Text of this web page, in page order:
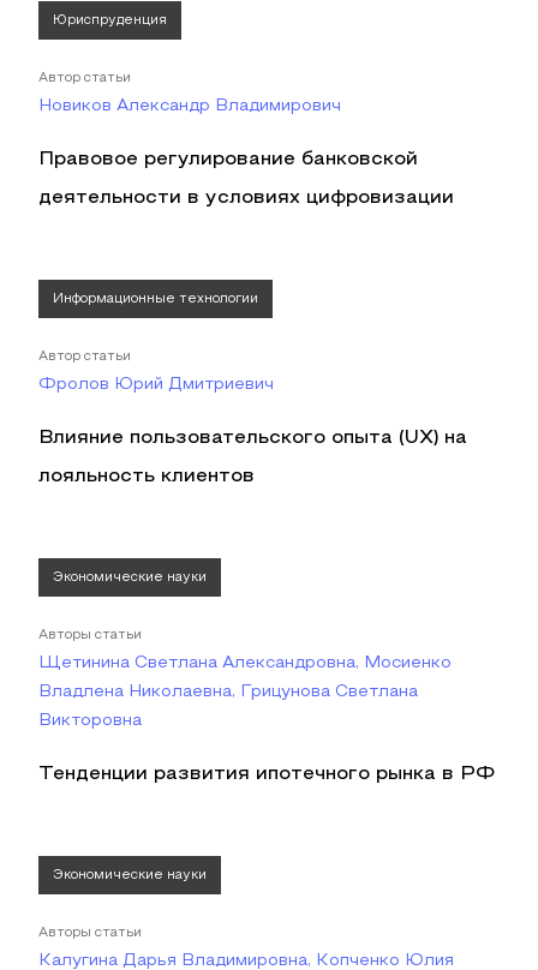
Юриспруденция
Автор статьи
Новиков Александр Владимирович
Правовое регулирование банковской
деятельности в условиях цифровизации
Информационные технологии
Автор статьи
Фролов Юрий Дмитриевич
Влияние пользовательского опыта (UX) на
лояльность клиентов
Экономические науки
Авторы статьи
Щетинина Светлана Александровна, Мосиенко
Владлена Николаевна, Грицунова Светлана
Викторовна
Тенденции развития ипотечного рынка в РФ
Экономические науки
Авторы статьи
Калугина Дарья Владимировна, Копченко Юлия